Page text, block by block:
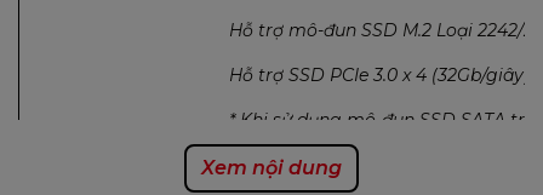
Hỗ trợ mô-đun SSD M.2 Loại 2242/
Hỗ trợ SSD PCIe 3.0 x 4 (32Gb/giây)
* Khi sử dụng mô-đun SSD SATA
hiệu hóa.
Xem nội dung